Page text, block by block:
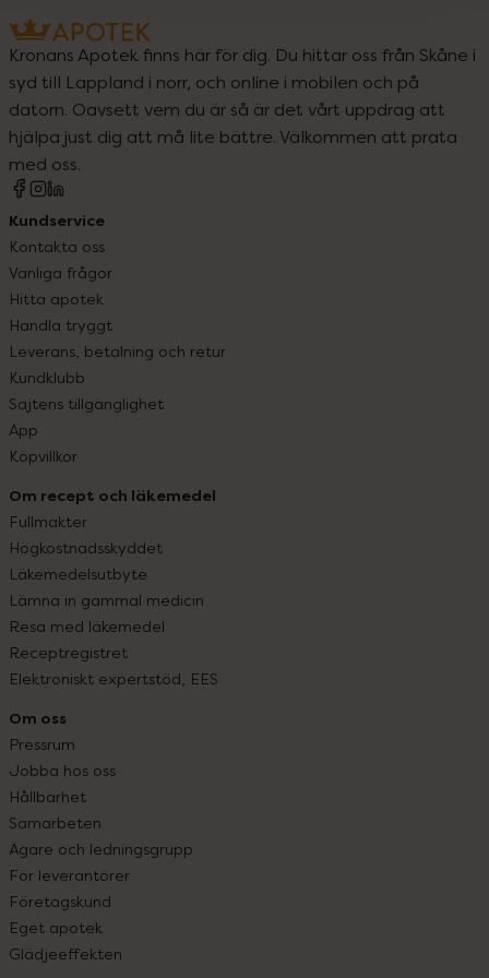
Kronans Apotek finns här för dig. Du hittar oss från Skåne i
syd till Lappland i norr, och online i mobilen och på
datorn. Oavsett vem du är så är det vårt uppdrag att
hjälpa just dig att må lite bättre. Välkommen att prata
med oss.
Kundservice
Kontakta oss
Vanliga frågor
Hitta apotek
Handla tryggt
Leverans, betalning och retur
Kundklubb
Sajtens tillgänglighet
App
Köpvillkor
Om recept och läkemedel
Fullmakter
Högkostnadsskyddet
Läkemedelsutbyte
Lämna in gammal medicin
Resa med läkemedel
Receptregistret
Elektroniskt expertstöd, EES
Om oss
Pressrum
Jobba hos oss
Hållbarhet
Samarbeten
Ägare och ledningsgrupp
För leverantörer
Företagskund
Eget apotek
Glädjeeffekten